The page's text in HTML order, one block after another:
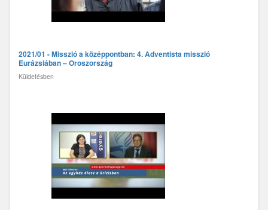
2021/01 - Misszió a középpontban: 4. Adventista misszió
Eurázsiában – Oroszország
Küldetésben